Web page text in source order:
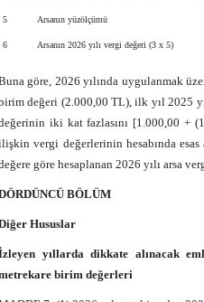
5 Arsanın yüzölçümü
6 Arsanın 2026 yılı vergi değeri (3 x 5)
göre, 2026 yılında uygulanmak
değeri (2.000,00 TL), ilk yıl 2025
iki kat fazlasını [1.000,00 +
vergi değerlerinin hesabında
göre hesaplanan 2026 yılı arsa
BÖLÜM
Hususlar
yıllarda dikkate alınacak
birim değerleri